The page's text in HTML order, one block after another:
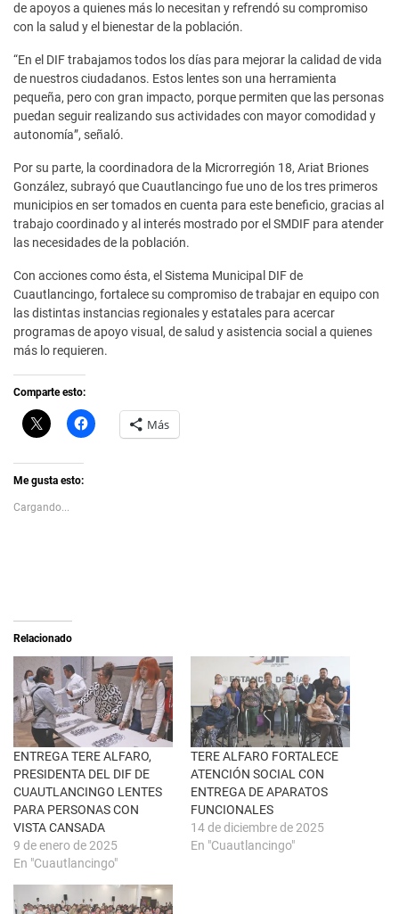
de apoyos a quienes más lo necesitan y refrendó su compromiso
con la salud y el bienestar de la población.
“En el DIF trabajamos todos los días para mejorar la calidad de vida
de nuestros ciudadanos. Estos lentes son una herramienta
pequeña, pero con gran impacto, porque permiten que las personas
puedan seguir realizando sus actividades con mayor comodidad y
autonomía”, señaló.
Por su parte, la coordinadora de la Microrregión 18, Ariat Briones
González, subrayó que Cuautlancingo fue uno de los tres primeros
municipios en ser tomados en cuenta para este beneficio, gracias al
trabajo coordinado y al interés mostrado por el SMDIF para atender
las necesidades de la población.
Con acciones como ésta, el Sistema Municipal DIF de
Cuautlancingo, fortalece su compromiso de trabajar en equipo con
las distintas instancias regionales y estatales para acercar
programas de apoyo visual, de salud y asistencia social a quienes
más lo requieren.
Comparte esto:
C
l
k
t
s
h
e
b
r
e
e
n
u
n
a
v
e
n
t
a
n
a
n
u
v
a
)
H
a
e
n
F
a
c
e
b
o
o
k
(
S
e
a
b
r
e
e
n
u
n
a
v
Más
Me gusta esto:
Cargando...
Relacionado
ENTREGA TERE ALFARO,
PRESIDENTA DEL DIF DE
CUAUTLANCINGO LENTES
PARA PERSONAS CON
VISTA CANSADA
9 de enero de 2025
En "Cuautlancingo"
TERE ALFARO FORTALECE
ATENCIÓN SOCIAL CON
ENTREGA DE APARATOS
FUNCIONALES
14 de diciembre de 2025
En "Cuautlancingo"